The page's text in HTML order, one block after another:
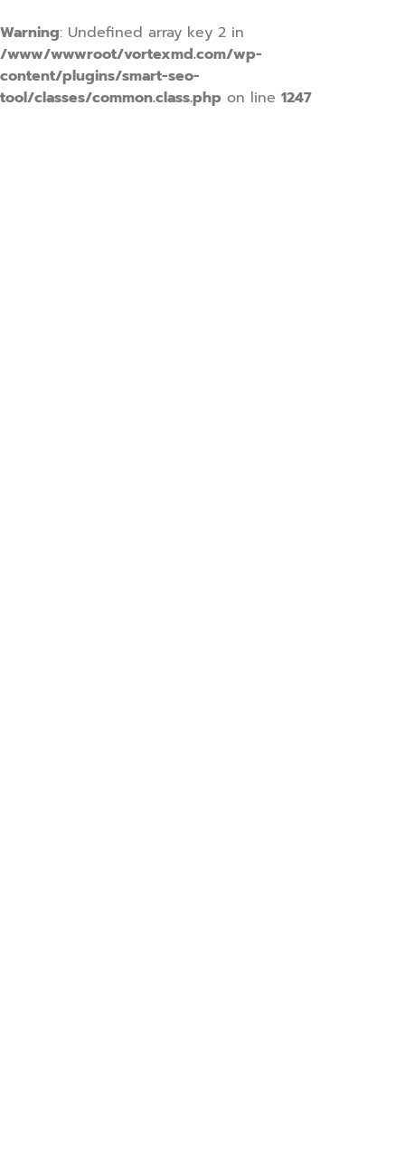
Warning: Undefined array key 2 in
/www/wwwroot/vortexmd.com/wp-
content/plugins/smart-seo-
tool/classes/common.class.php on line 1247